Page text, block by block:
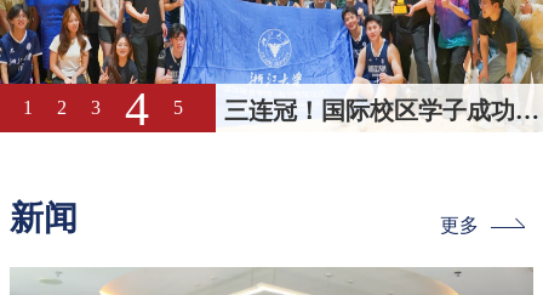
三连冠！国际校区学子成功卫
冕浙大本科生男篮“三好杯”冠
1 2 3 4 5
新闻 更多